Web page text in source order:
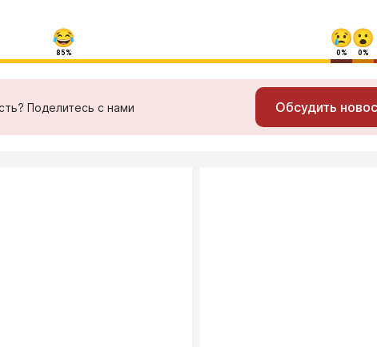
85% 0% 0%
Поделитесь с нами Обсудить